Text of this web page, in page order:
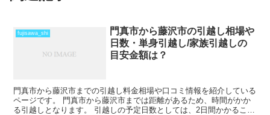
fujisawa_shi
門真市から藤沢市の引越し相場や
日数・単身引越し/家族引越しの
目安金額は？
門真市から藤沢市までの引越し料金相場や口コミ情報を紹介している
ページです。 門真市から藤沢市までは距離があるため、時間がかか
る引越しとなります。 引越しの予定日数としては、2日間かかること